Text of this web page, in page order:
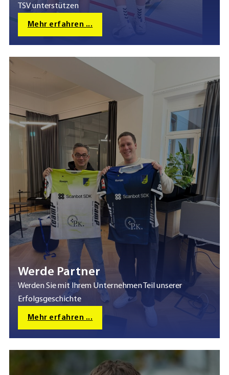
TSV unterstützen
Mehr erfahren ...
Werde Partner
Werden Sie mit Ihrem Unternehmen Teil unserer
Erfolgsgeschichte
Mehr erfahren ...